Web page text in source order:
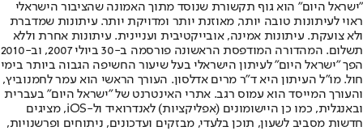
"ישראל היום" הוא גוף תקשורת שנוסד מתוך האמונה שהציבור הישראלי
ראוי לעיתונות טובה יותר, מאוזנת יותר ומדויקת יותר. עיתונות שמדברת
ולא צועקת. עיתונות אמינה, אובייקטיבית ועניינית. עיתונות אחרת וללא
תשלום. המהדורה המודפסת הראשונה פורסמה ב-30 ביולי 2007, וב-2010
הפך "ישראל היום" לעיתון הישראלי בעל שיעור החשיפה הגבוה ביותר בימי
חול. מו"ל העיתון היא ד"ר מרים אדלסון. העורך הראשי הוא עמר לחמנוביץ,
והעורך המייסד הוא עמוס רגב. אתרי האינטרנט של "ישראל היום" בעברית
ובאנגלית, כמו כן היישומונים (אפליקציות) לאנדרואיד ול-iOS, מציגים
חדשות מסביב לשעון, תוכן בלעדי, מבזקים ועדכונים, ניתוחים ופרשנויות,